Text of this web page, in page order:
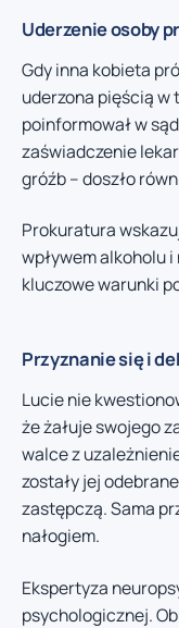
Uderzenie osoby
Gdy inna kobieta
uderzona pięścią
poinformował w
zaświadczenie
gróźb – doszło
Prokuratura
wpływem alkoholu
kluczowe warunki
Przyznanie się i
Lucie nie
że żałuje swojego
walce z
zostały jej
zastępczą. Sama
nałogiem.
Ekspertyza
psychologicznej.